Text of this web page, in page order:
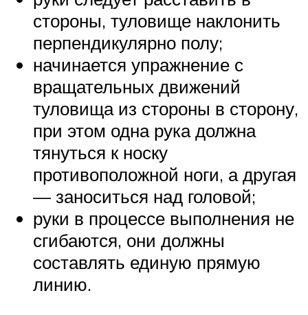
стороны, туловище наклонить
перпендикулярно полу;
начинается упражнение с
вращательных движений
туловища из стороны в сторону,
при этом одна рука должна
тянуться к носку
противоположной ноги, а другая
— заноситься над головой;
руки в процессе выполнения не
сгибаются, они должны
составлять единую прямую
линию.